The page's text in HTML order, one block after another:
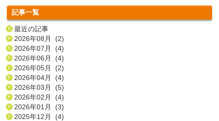
記事一覧
最近の記事
2026年08月 (2)
2026年07月 (4)
2026年06月 (4)
2026年05月 (2)
2026年04月 (4)
2026年03月 (5)
2026年02月 (4)
2026年01月 (3)
2025年12月 (4)